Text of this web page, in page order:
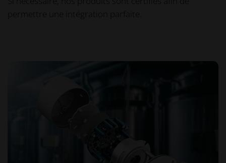
permettre une intégration parfaite.